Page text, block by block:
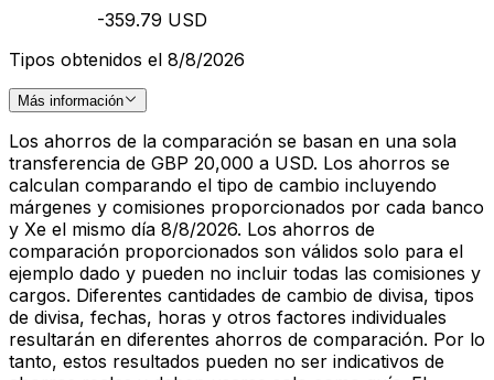
-359.79 USD
Tipos obtenidos el 8/8/2026
Más información
Los ahorros de la comparación se basan en una sola
transferencia de GBP 20,000 a USD. Los ahorros se
calculan comparando el tipo de cambio incluyendo
márgenes y comisiones proporcionados por cada banco
y Xe el mismo día 8/8/2026. Los ahorros de
comparación proporcionados son válidos solo para el
ejemplo dado y pueden no incluir todas las comisiones y
cargos. Diferentes cantidades de cambio de divisa, tipos
de divisa, fechas, horas y otros factores individuales
resultarán en diferentes ahorros de comparación. Por lo
tanto, estos resultados pueden no ser indicativos de